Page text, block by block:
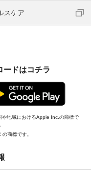
スケア
ードはコチラ
地域におけるApple Inc.の商標で
商標です。